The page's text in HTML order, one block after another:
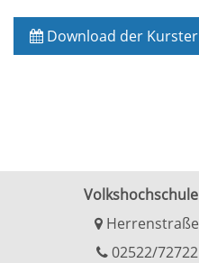
Download der
Herrenstraße
02522/72722